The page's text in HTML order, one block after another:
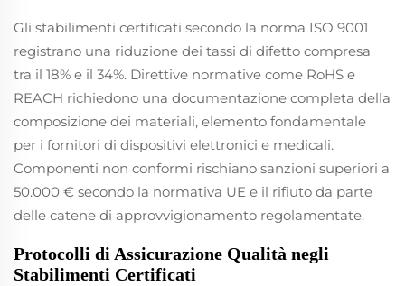
Gli stabilimenti certificati secondo la norma ISO 9001
registrano una riduzione dei tassi di difetto compresa
tra il 18% e il 34%. Direttive normative come RoHS e
REACH richiedono una documentazione completa della
composizione dei materiali, elemento fondamentale
per i fornitori di dispositivi elettronici e medicali.
Componenti non conformi rischiano sanzioni superiori a
50.000 € secondo la normativa UE e il rifiuto da parte
delle catene di approvvigionamento regolamentate.
Protocolli di Assicurazione Qualità negli
Stabilimenti Certificati